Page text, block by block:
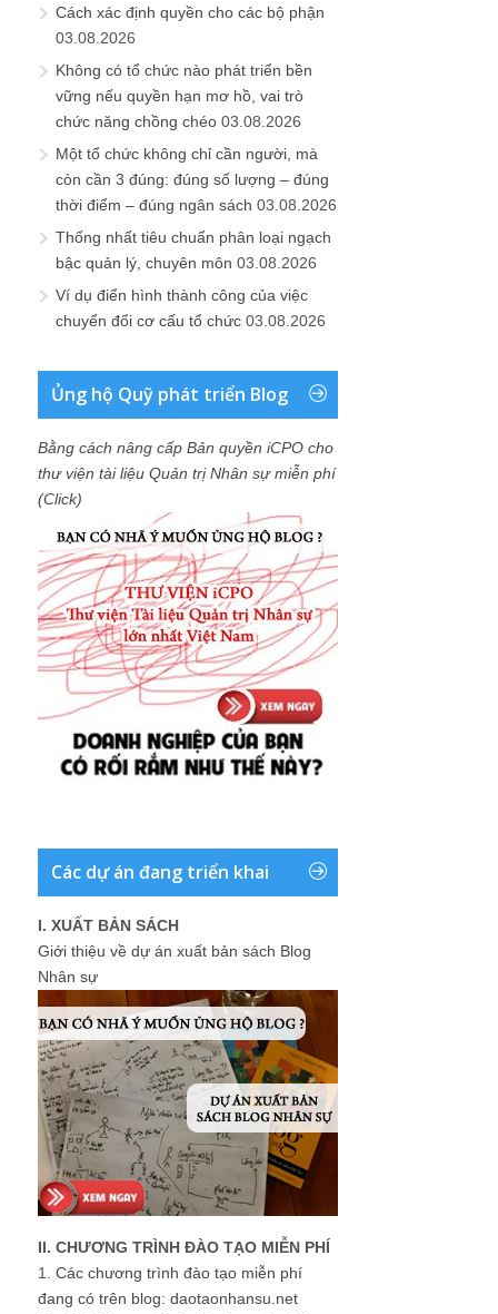
Cách xác định quyền cho các bộ phận
03.08.2026
Không có tổ chức nào phát triển bền
vững nếu quyền hạn mơ hồ, vai trò
chức năng chồng chéo 03.08.2026
Một tổ chức không chỉ cần người, mà
còn cần 3 đúng: đúng số lượng – đúng
thời điểm – đúng ngân sách 03.08.2026
Thống nhất tiêu chuẩn phân loại ngạch
bậc quản lý, chuyên môn 03.08.2026
Ví dụ điển hình thành công của việc
chuyển đổi cơ cấu tổ chức 03.08.2026
Ủng hộ Quỹ phát triển Blog
Bằng cách nâng cấp Bản quyền iCPO cho
thư viện tài liệu Quản trị Nhân sự miễn phí
(Click)
Các dự án đang triển khai
I. XUẤT BẢN SÁCH
Giới thiệu về dự án xuất bản sách Blog
Nhân sự
II. CHƯƠNG TRÌNH ĐÀO TẠO MIỄN PHÍ
1. Các chương trình đào tạo miễn phí
đang có trên blog: daotaonhansu.net